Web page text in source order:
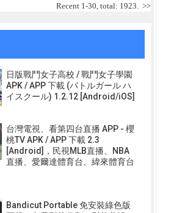
Recent 1-30, total: 1923. >>
日版戰鬥女子高校 / 戰鬥女子學園
APK / APP 下載 (バトルガール ハ
イスクール) 1.2.12 [Android/iOS]
台灣電視、看第四台直播 APP - 櫻
桃TV APK / APP 下載 2.3
[Android]，民視MLB直播、NBA
直播、愛爾達體育台、緯來體育台
Bandicut Portable 免安裝綠色版